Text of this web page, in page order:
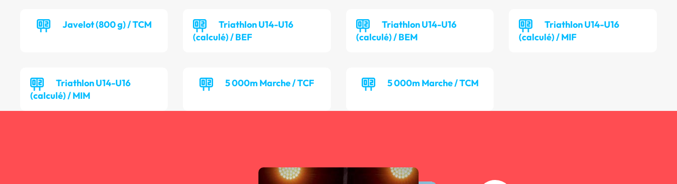
Javelot (800 g) / TCM
Triathlon U14-U16
(calculé) / BEF
Triathlon U14-U16
(calculé) / BEM
Triathlon U14-U16
(calculé) / MIF
Triathlon U14-U16
(calculé) / MIM
5 000m Marche / TCF 5 000m Marche / TCM